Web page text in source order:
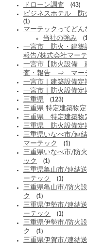
ドローン調査 (43)
ビジネスホテル 防
(1)
マーテックってどん
当社の強み
一宮市 防火・建築
報告/株式会社マー
一宮市【防火設備
査・報告 ⇒ マー
一宮市｜建築設備定
一宮市｜防火設備定
三重県 (123)
三重県 特定建築物
三重県 特定建築物
三重県 防火設備定
三重県いなべ市/連
マーテック
(1)
三重県いなべ市/防
ック
(1)
三重県亀山市/連結
ーテック
(1)
三重県亀山市/防火
ク
(1)
三重県伊勢市/連結
ーテック
(1)
三重県伊勢市/防火
ク
(1)
三重県伊賀市/連結